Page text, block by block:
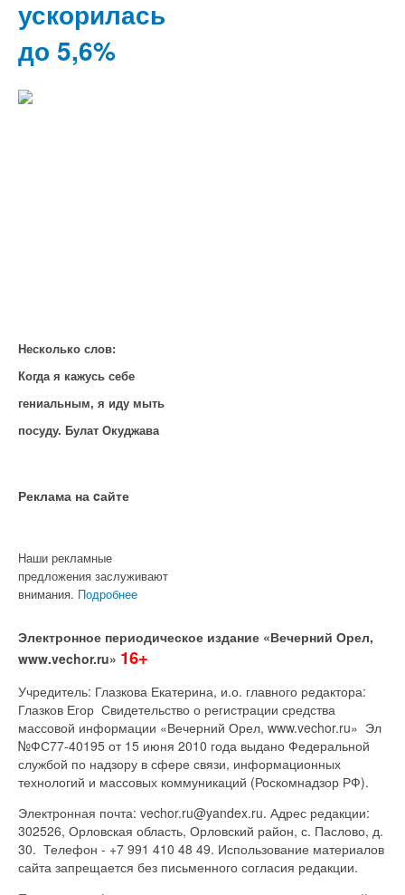
ускорилась
до 5,6%
Несколько слов:
Когда я кажусь себе
гениальным, я иду мыть
посуду. Булат Окуджава
Реклама на cайте
Наши рекламные
предложения заслуживают
внимания. Подробнее
Электронное периодическое издание «Вечерний Орел,
www.vechor.ru» 16+
Учредитель: Глазкова Екатерина, и.о. главного редактора:
Глазков Егор Свидетельство о регистрации средства
массовой информации «Вечерний Орел, www.vechor.ru» Эл
№ФС77-40195 от 15 июня 2010 года выдано Федеральной
службой по надзору в сфере связи, информационных
технологий и массовых коммуникаций (Роскомнадзор РФ).
Электронная почта: vechor.ru@yandex.ru. Адрес редакции:
302526, Орловская область, Орловский район, с. Паслово, д.
30. Телефон - +7 991 410 48 49. Использование материалов
сайта запрещается без письменного согласия редакции.